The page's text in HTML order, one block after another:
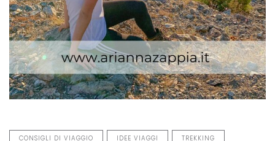
CONSIGLI DI VIAGGIO IDEE VIAGGI TREKKING